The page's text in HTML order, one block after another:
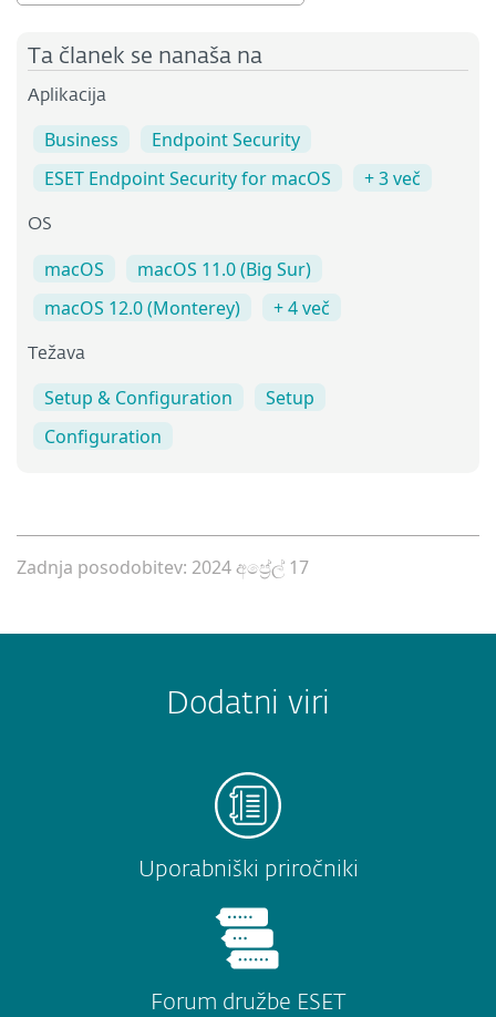
Ta članek se nanaša na
Aplikacija
Business
Endpoint Security
ESET Endpoint Security for macOS
+ 3 več
OS
macOS
macOS 11.0 (Big Sur)
macOS 12.0 (Monterey)
+ 4 več
Težava
Setup & Configuration
Setup
Configuration
Zadnja posodobitev: 2024 අප්‍රේල් 17
Dodatni viri
Uporabniški priročniki
Forum družbe ESET